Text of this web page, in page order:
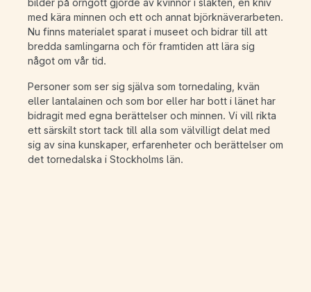
med kära minnen och ett och annat björknäverarbeten.
Nu finns materialet sparat i museet och bidrar till att
bredda samlingarna och för framtiden att lära sig
något om vår tid.
Personer som ser sig själva som tornedaling, kvän
eller lantalainen och som bor eller har bott i länet har
bidragit med egna berättelser och minnen. Vi vill rikta
ett särskilt stort tack till alla som välvilligt delat med
sig av sina kunskaper, erfarenheter och berättelser om
det tornedalska i Stockholms län.